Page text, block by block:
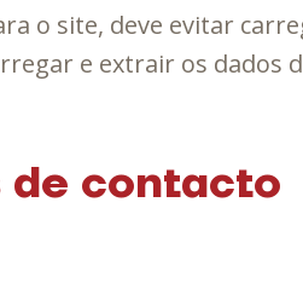
o site, deve evitar
e extrair os dados
de contacto